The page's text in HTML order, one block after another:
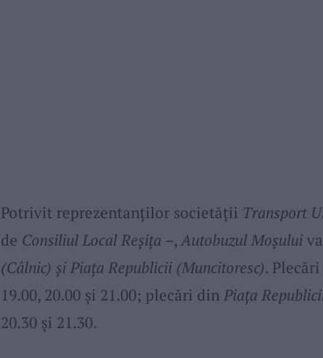
Potrivit reprezentanţilor societăţii Transport
de Consiliul Local Reşiţa –, Autobuzul Moşului
(Câlnic) şi Piaţa Republicii (Muncitoresc).
19.00, 20.00 şi 21.00; plecări din Piaţa
20.30 şi 21.30.